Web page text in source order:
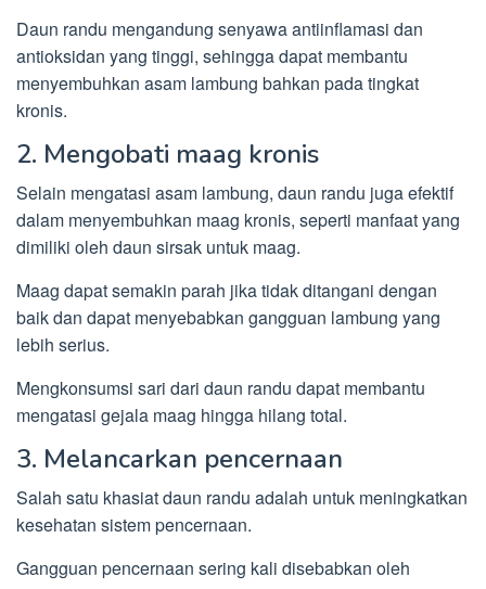
Daun randu mengandung senyawa antiinflamasi dan
antioksidan yang tinggi, sehingga dapat membantu
menyembuhkan asam lambung bahkan pada tingkat
kronis.
2. Mengobati maag kronis
Selain mengatasi asam lambung, daun randu juga efektif
dalam menyembuhkan maag kronis, seperti manfaat yang
dimiliki oleh daun sirsak untuk maag.
Maag dapat semakin parah jika tidak ditangani dengan
baik dan dapat menyebabkan gangguan lambung yang
lebih serius.
Mengkonsumsi sari dari daun randu dapat membantu
mengatasi gejala maag hingga hilang total.
3. Melancarkan pencernaan
Salah satu khasiat daun randu adalah untuk meningkatkan
kesehatan sistem pencernaan.
Gangguan pencernaan sering kali disebabkan oleh